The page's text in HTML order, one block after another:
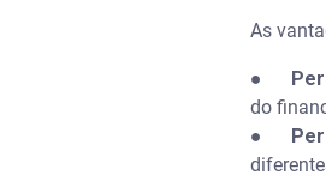
As
●
do
●